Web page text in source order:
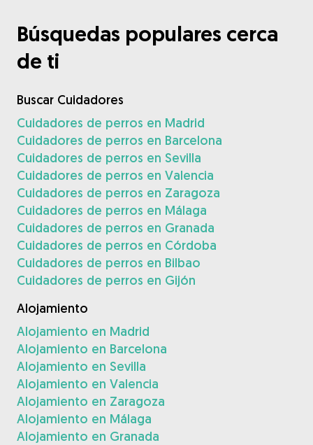
Búsquedas populares cerca
de ti
Buscar Cuidadores
Cuidadores de perros en Madrid
Cuidadores de perros en Barcelona
Cuidadores de perros en Sevilla
Cuidadores de perros en Valencia
Cuidadores de perros en Zaragoza
Cuidadores de perros en Málaga
Cuidadores de perros en Granada
Cuidadores de perros en Córdoba
Cuidadores de perros en Bilbao
Cuidadores de perros en Gijón
Alojamiento
Alojamiento en Madrid
Alojamiento en Barcelona
Alojamiento en Sevilla
Alojamiento en Valencia
Alojamiento en Zaragoza
Alojamiento en Málaga
Alojamiento en Granada